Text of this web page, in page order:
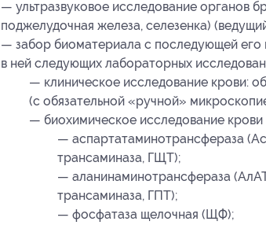
— ультразвуковое исследование органов
поджелудочная железа, селезенка)
— забор биоматериала с последующей его
в ней следующих лабораторных
— клиническое исследование крови:
(с обязательной «ручной»
— биохимическое исследование крови
— аспартатаминотрансфераза
трансаминаза, ГЩТ);
— аланинаминотрансфераза
трансаминаза, ГПТ);
— фосфатаза щелочная (ЩФ);